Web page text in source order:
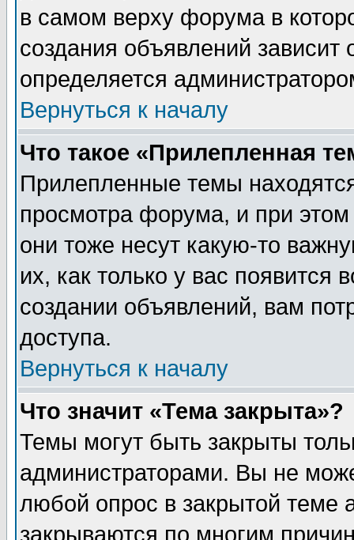
в самом верху форума в
создания объявлений зависит
определяется
Вернуться к началу
Что такое «Прилепленная
Прилепленные темы
просмотра форума, и при
они тоже несут какую-то
их, как только у вас появится
создании объявлений, вам
доступа.
Вернуться к началу
Что значит «Тема закрыта»?
Темы могут быть закрыты
администраторами. Вы не
любой опрос в закрытой теме
закрываются по многим